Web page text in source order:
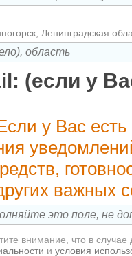
Ленинградская
(если у
у Вас
важных
внимание, что в
и условия